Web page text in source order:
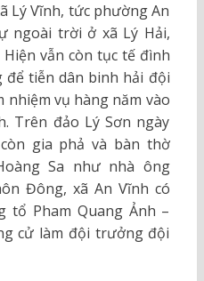
Lý Vĩnh, tức phường An
ngoài trời ở xã Lý Hải,
vẫn còn tục tế đình
để tiễn dân binh hải đội
nhiệm vụ hàng năm vào
Trên đảo Lý Sơn ngày
gia phả và bàn thờ
Sa như nhà ông
Đông, xã An Vĩnh có
tổ Pham Quang Ảnh –
cử làm đội trưởng đội